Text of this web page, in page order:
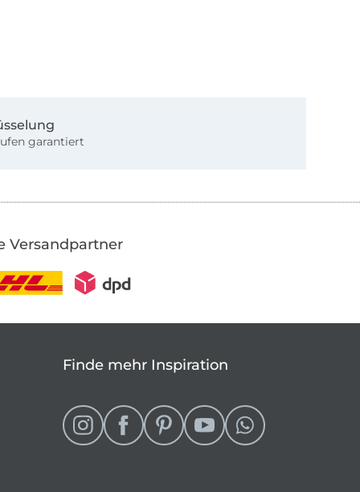
garantiert
Versandpartner
Finde mehr Inspiration